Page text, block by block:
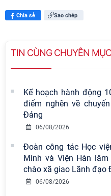
Chia sẻ Sao chép
TIN CÙNG CHUYÊN MỤC
Kế hoạch hành động
điểm nghẽn về
Đảng
06/08/2026
Đoàn công tác Học
Minh và Viện Hàn
chào xã giao Lãnh đạo
06/08/2026